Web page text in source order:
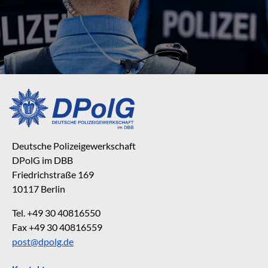
Deutsche Polizeigewerkschaft
DPolG im DBB
Friedrichstraße 169
10117 Berlin
Tel. +49 30 40816550
Fax +49 30 40816559
post@dpolg.de